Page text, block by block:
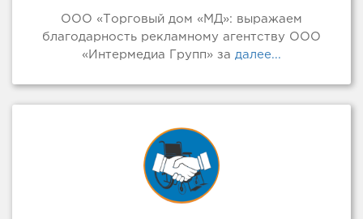
ООО «Торговый дом «МД»: выражаем
благодарность рекламному агентству ООО
«Интермедиа Групп» за далее...